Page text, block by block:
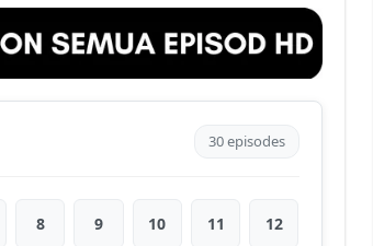
30 episodes
8 9 10 11 12